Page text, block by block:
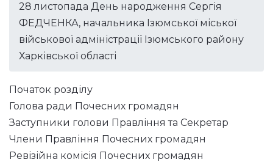
28 листопада День народження Сергія
ФЕДЧЕНКА, начальника Ізюмської міської
військової адміністрації Ізюмського району
Харківської області
Початок розділу
Голова ради Почесних громадян
Заступники голови Правління та Секретар
Члени Правління Почесних громадян
Ревізійна комісія Почесних громадян